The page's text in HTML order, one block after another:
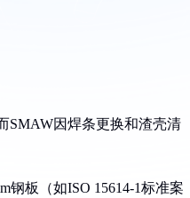
SMAW因焊条更换和渣壳清
钢板（如ISO 15614-1标准案